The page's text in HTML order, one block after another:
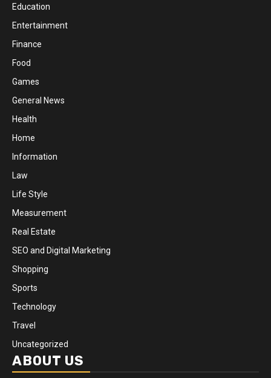
Education
Entertainment
Finance
Food
Games
General News
Health
Home
Information
Law
Life Style
Measurement
Real Estate
SEO and Digital Marketing
Shopping
Sports
Technology
Travel
Uncategorized
ABOUT US